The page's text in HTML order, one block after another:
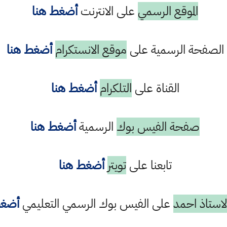
الموقع الرسمي على الانترنتأضغط هنا
الصفحة الرسمية على موقع الانستكرام أضغط هنا
القناة على التلكرام أضغط هنا
صفحة الفيس بوك الرسميةأضغط هنا
تابعنا علىتويتر أضغط هنا
احمدعلى الفيس بوك الرسمي التعليمي